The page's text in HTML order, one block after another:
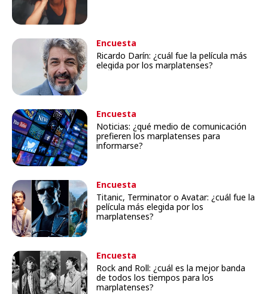
Encuesta
Ricardo Darín: ¿cuál fue la película más
elegida por los marplatenses?
Encuesta
Noticias: ¿qué medio de comunicación
prefieren los marplatenses para
informarse?
Encuesta
Titanic, Terminator o Avatar: ¿cuál fue la
película más elegida por los
marplatenses?
Encuesta
Rock and Roll: ¿cuál es la mejor banda
de todos los tiempos para los
marplatenses?